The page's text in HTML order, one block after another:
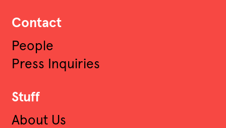
Contact
People
Press Inquiries
Stuff
About Us